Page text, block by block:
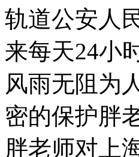
轨道公安人
来每天24小
风雨无阻为
密的保护胖
胖老师对上